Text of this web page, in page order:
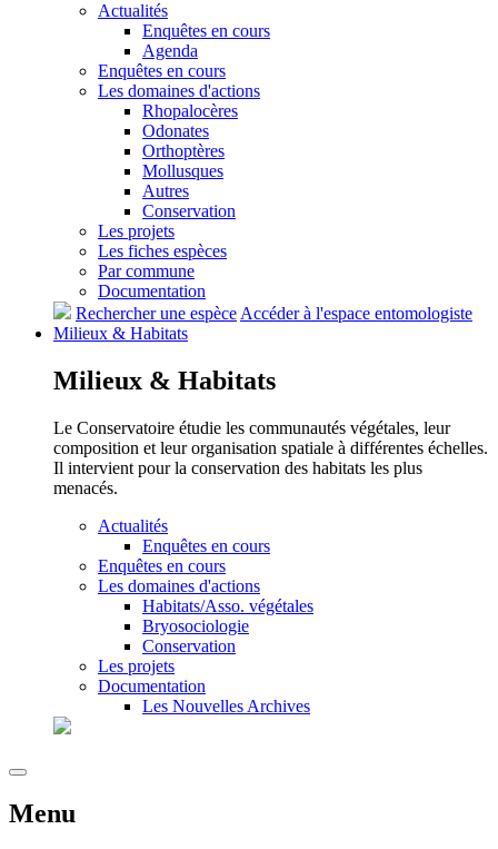
Actualités
Enquêtes en cours
Agenda
Enquêtes en cours
Les domaines d'actions
Rhopalocères
Odonates
Orthoptères
Mollusques
Autres
Conservation
Les projets
Les fiches espèces
Par commune
Documentation
Rechercher une espèce Accéder à l'espace entomologiste
Milieux & Habitats
Milieux & Habitats
Le Conservatoire étudie les communautés végétales, leur
composition et leur organisation spatiale à différentes échelles.
Il intervient pour la conservation des habitats les plus
menacés.
Actualités
Enquêtes en cours
Enquêtes en cours
Les domaines d'actions
Habitats/Asso. végétales
Bryosociologie
Conservation
Les projets
Documentation
Les Nouvelles Archives
Menu